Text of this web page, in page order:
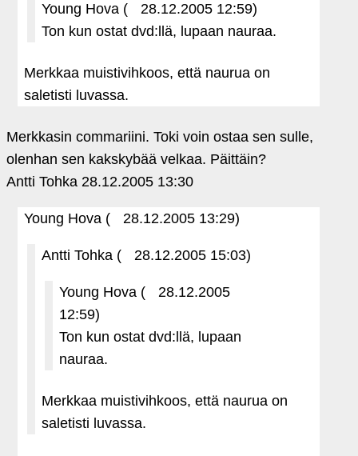
Young Hova (
28.12.2005 12:59)
Ton kun ostat dvd:llä, lupaan nauraa.
Merkkaa muistivihkoos, että naurua on
saletisti luvassa.
Merkkasin commariini. Toki voin ostaa sen sulle,
olenhan sen kakskybää velkaa. Päittäin?
Antti Tohka 28.12.2005 13:30
Young Hova ( 28.12.2005 13:29)
Antti Tohka ( 28.12.2005 15:03)
Young Hova (
28.12.2005
12:59)
Ton kun ostat dvd:llä, lupaan
nauraa.
Merkkaa muistivihkoos, että naurua on
saletisti luvassa.